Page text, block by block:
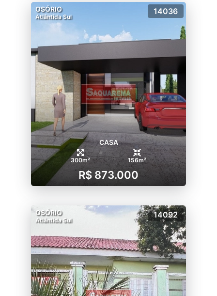
OSÓRIO
Atlântida Sul
14036
CASA
300m² 156m²
R$ 873.000
OSÓRIO
Atlântida Sul
14092